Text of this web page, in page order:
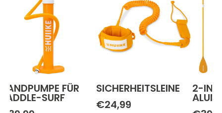
HANDPUMPE FÜR
PADDLE-SURF
SICHERHEITSLEINE
€24,99
2-IN-